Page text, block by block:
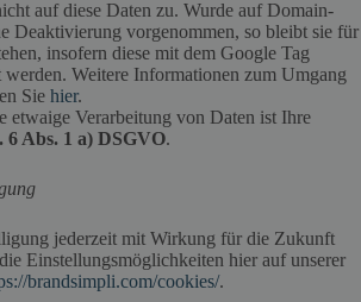
auf diese Daten zu. Wurde auf Domain-
Deaktivierung vorgenommen, so bleibt sie für
insofern diese mit dem Google Tag
Weitere Informationen zum Umgang
Sie hier.
etwaige Verarbeitung von Daten ist Ihre
6 Abs. 1 a) DSGVO.
jederzeit mit Wirkung für die Zukunft
Einstellungsmöglichkeiten hier auf unserer
brandsimpli.com/cookies/.